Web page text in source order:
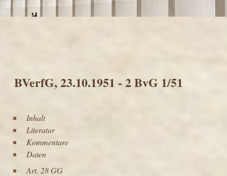
BVerfG, 23.10.1951 - 2 BvG 1/51
Inhalt
Literatur
Kommentare
Daten
Art. 28 GG